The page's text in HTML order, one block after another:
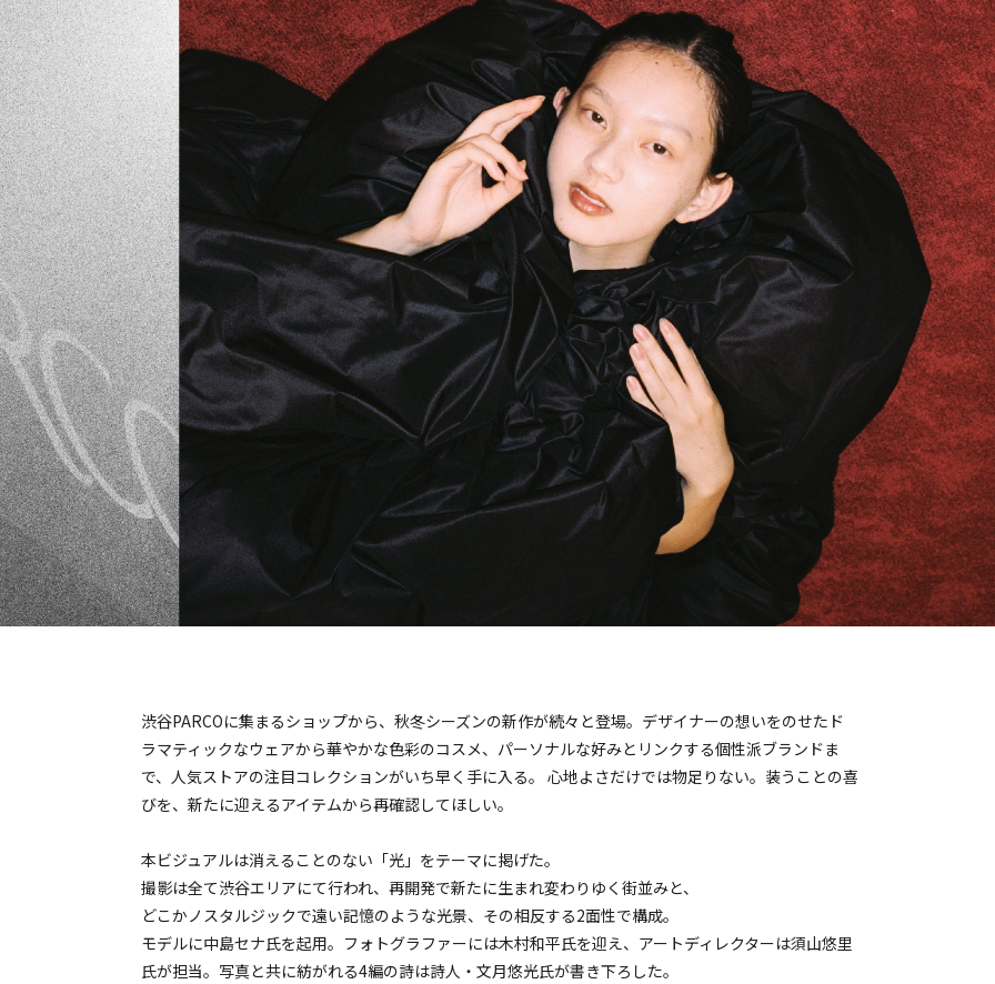
渋谷PARCOに集まるショップから、秋冬シーズンの新作が続々と登場。デザイナーの想いをのせたド
ラマティックなウェアから華やかな色彩のコスメ、パーソナルな好みとリンクする個性派ブランドま
で、人気ストアの注目コレクションがいち早く手に入る。 心地よさだけでは物足りない。装うことの喜
びを、新たに迎えるアイテムから再確認してほしい。
本ビジュアルは消えることのない「光」をテーマに掲げた。
撮影は全て渋谷エリアにて行われ、再開発で新たに生まれ変わりゆく街並みと、
どこかノスタルジックで遠い記憶のような光景、その相反する2面性で構成。
モデルに中島セナ氏を起用。フォトグラファーには木村和平氏を迎え、アートディレクターは須山悠里
氏が担当。写真と共に紡がれる4編の詩は詩人・文月悠光氏が書き下ろした。